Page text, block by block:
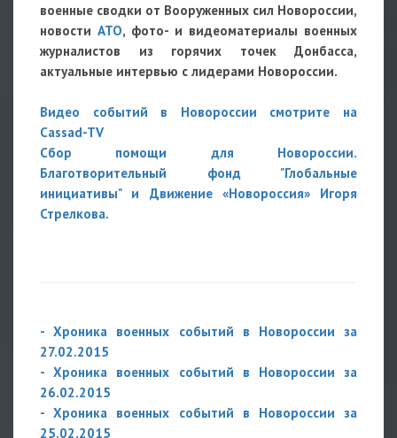
военные сводки от Вооруженных сил Новороссии,
новости АТО, фото- и видеоматериалы военных
журналистов из горячих точек Донбасса,
актуальные интервью с лидерами Новороссии.
Видео событий в Новороссии смотрите на
Cassad-TV
Сбор помощи для Новороссии.
Благотворительный фонд "Глобальные
инициативы" и Движение «Новороссия» Игоря
Стрелкова.
- Хроника военных событий в Новороссии за
27.02.2015
- Хроника военных событий в Новороссии за
26.02.2015
- Хроника военных событий в Новороссии за
25.02.2015